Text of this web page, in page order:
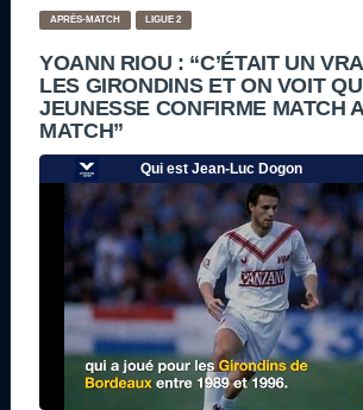
APRÈS-MATCH LIGUE 2
YOANN RIOU : “C’ÉTAIT UN
LES GIRONDINS ET ON VOIT
JEUNESSE CONFIRME MATCH
MATCH”